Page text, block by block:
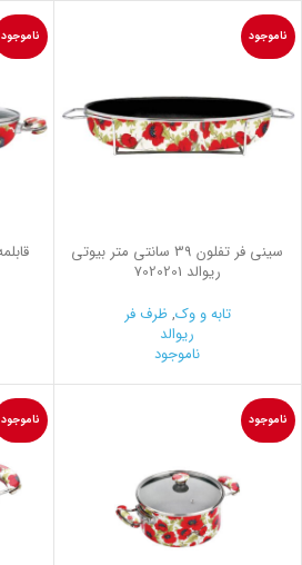
ناموجود
سینی فر تفلون 39 سانتی متر بیوتی
ریوالد 7020201
تابه و وک,ظرف فر
ریوالد
ناموجود
ناموجود
ناموجود ناموجود